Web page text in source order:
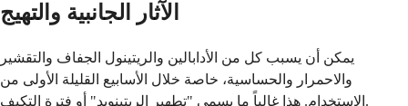
الآثار الجانبية والتهيج
يمكن أن يسبب كل من الأدابالين والريتينول الجفاف والتقشير
والاحمرار والحساسية، خاصة خلال الأسابيع القليلة الأولى من
الاستخدام. هذا غالباً ما يسمى "تطهير الريتينويد" أو فترة التكيف.